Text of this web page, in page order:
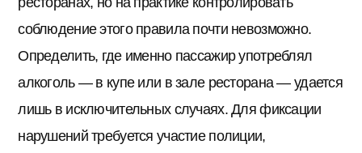
соблюдение этого правила почти невозможно.
Определить, где именно пассажир употреблял
алкоголь — в купе или в зале ресторана — удается
лишь в исключительных случаях. Для фиксации
нарушений требуется участие полиции,